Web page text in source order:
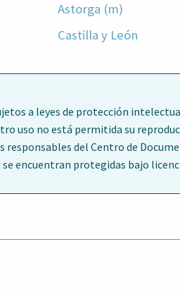
Astorga (m)
Castilla y León
a leyes de protección
uso no está permitida su
del Centro de
encuentran protegidas bajo